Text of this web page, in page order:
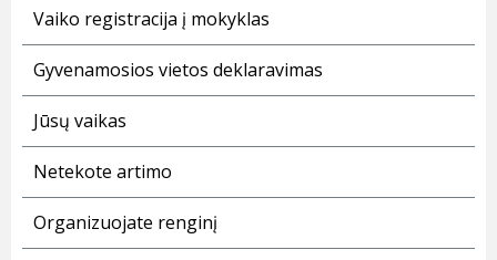
Vaiko registracija į mokyklas
Gyvenamosios vietos deklaravimas
Jūsų vaikas
Netekote artimo
Organizuojate renginį